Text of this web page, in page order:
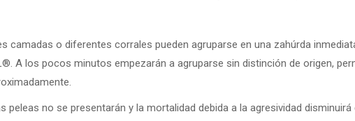
camadas o diferentes corrales pueden agruparse en una zahúrda
®. A los pocos minutos empezarán a agruparse sin distinción de origen,
peleas no se presentarán y la mortalidad debida a la agresividad